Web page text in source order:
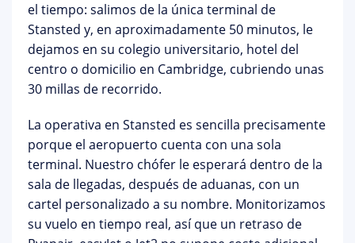
el tiempo: salimos de la única terminal de
Stansted y, en aproximadamente 50 minutos, le
dejamos en su colegio universitario, hotel del
centro o domicilio en Cambridge, cubriendo unas
30 millas de recorrido.
La operativa en Stansted es sencilla precisamente
porque el aeropuerto cuenta con una sola
terminal. Nuestro chófer le esperará dentro de la
sala de llegadas, después de aduanas, con un
cartel personalizado a su nombre. Monitorizamos
su vuelo en tiempo real, así que un retraso de